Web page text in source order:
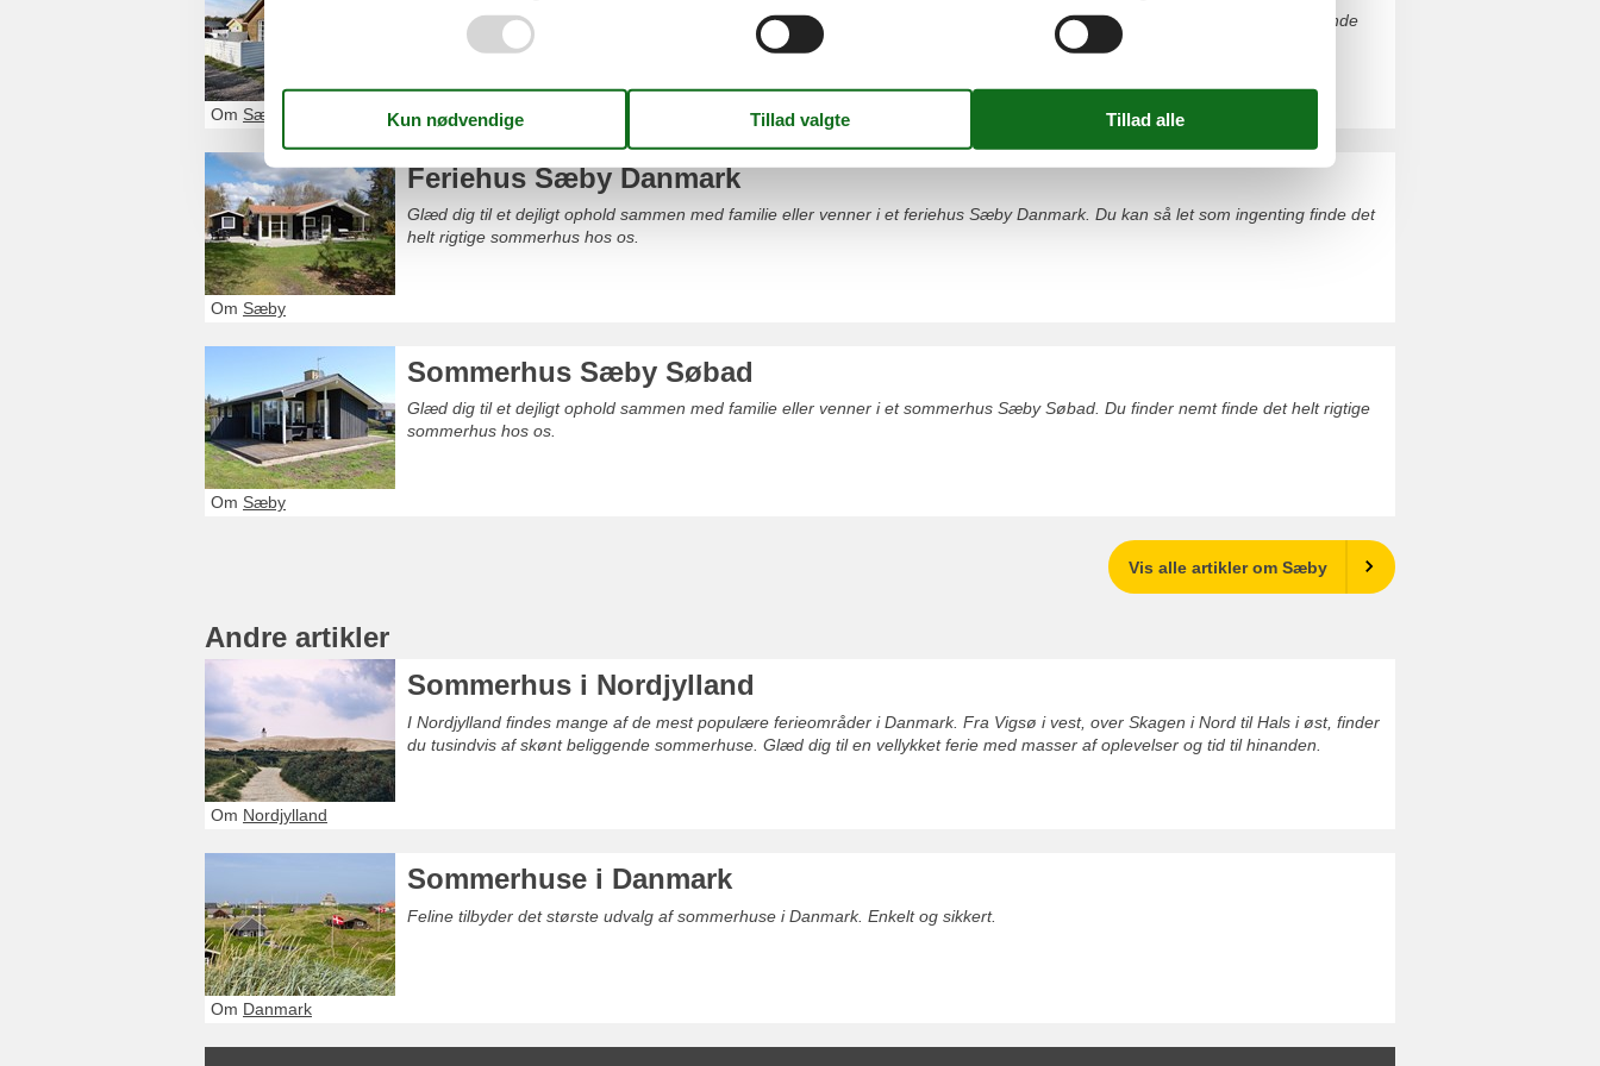
Glæd dig til et dejligt ophold sammen med familie eller venner i et sommerhus Sæby uge 30. Du kan så let som ingenting finde
det helt rigtige sommerhus her på siden.
Om Sæby
Feriehus Sæby Danmark
Glæd dig til et dejligt ophold sammen med familie eller venner i et feriehus Sæby Danmark. Du kan så let som ingenting finde det
helt rigtige sommerhus hos os.
Om Sæby
Sommerhus Sæby Søbad
Glæd dig til et dejligt ophold sammen med familie eller venner i et sommerhus Sæby Søbad. Du finder nemt finde det helt rigtige
sommerhus hos os.
Om Sæby
Vis alle artikler om Sæby
Andre artikler
Sommerhus i Nordjylland
I Nordjylland findes mange af de mest populære ferieområder i Danmark. Fra Vigsø i vest, over Skagen i Nord til Hals i øst, finder
du tusindvis af skønt beliggende sommerhuse. Glæd dig til en vellykket ferie med masser af oplevelser og tid til hinanden.
Om Nordjylland
Sommerhuse i Danmark
Feline tilbyder det største udvalg af sommerhuse i Danmark. Enkelt og sikkert.
Om Danmark